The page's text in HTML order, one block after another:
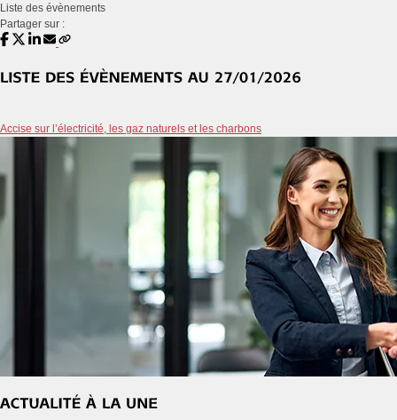
Liste des évènements
Partager sur :
Accise sur l’électricité, les gaz naturels et les charbons